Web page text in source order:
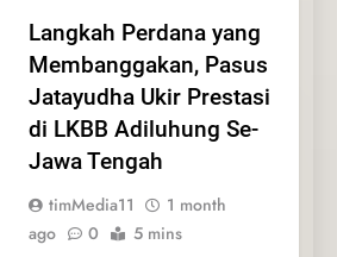
Langkah Perdana yang
Membanggakan, Pasus
Jatayudha Ukir Prestasi
di LKBB Adiluhung Se-
Jawa Tengah
timMedia11
1 month
ago
0 5 mins